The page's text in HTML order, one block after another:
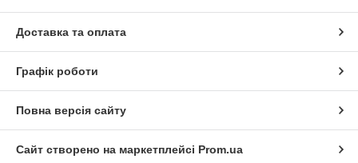
Доставка та оплата
Графік роботи
Повна версія сайту
Сайт створено на маркетплейсі Prom.ua